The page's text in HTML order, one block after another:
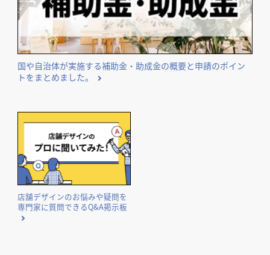
国や自治体が実施する補助金・助成金の概要と申請のポイン
トをまとめました。
店舗デザインのお悩みや疑問を
専門家に質問できるQ&A掲示板